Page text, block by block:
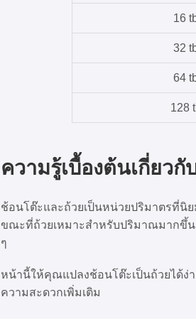
16
32
64
128
ความรู้เบื้องต้นเกี่ยว
ช้อนโต๊ะและถ้วยเป็นหน่วยปริมาตรที่
ขณะที่ถ้วยเหมาะสำหรับปริมาณมากขึ้
ๆ
หน้านี้ให้คุณแปลงช้อนโต๊ะเป็นถ้วยได้
ความสะดวกเพิ่มเติม